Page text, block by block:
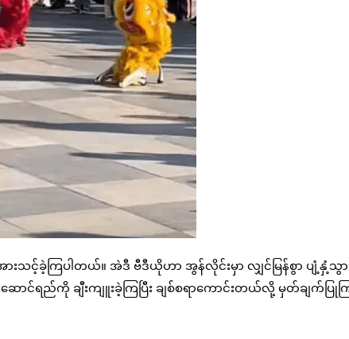
ကြပါတယ်။ အဲဒီ ဗီဒီယိုဟာ အွန်လိုင်းမှာ လျှင်မြန်စွာ ပျံ့နှံ့သွား
ောင်ရည်ကို ချီးကျူးခဲ့ကြပြီး ချစ်စရာကောင်းတယ်လို့ မှတ်ချက်ပြုက